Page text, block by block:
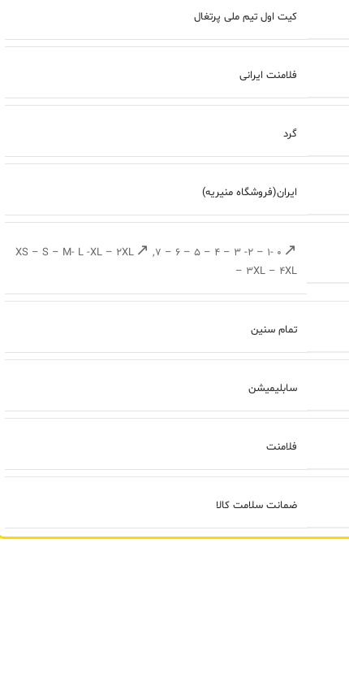
کیت اول تیم ملی پرتغال
فلامنت ایرانی
گرد
ایران(فروشگاه منیریه)
0 -1 – 2- 3 – 4 – 5 – 6 – 7
,
XS – S – M- L -XL – 2XL
– 3XL – 4XL
تمام سنین
سابلیمیشن
فلامنت
ضمانت سلامت کالا